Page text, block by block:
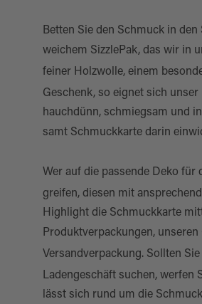
Betten Sie den Schmuck in
weichem SizzlePak, das wir in
feiner Holzwolle, einem
Geschenk, so eignet sich
hauchdünn, schmiegsam und
samt Schmuckkarte darin
Wer auf die passende Deko
greifen, diesen mit
Highlight die Schmuckkarte
Produktverpackungen, unseren
Versandverpackung. Sollten
Ladengeschäft suchen, werfen
lässt sich rund um die